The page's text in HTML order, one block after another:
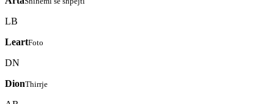
LB
LeartFoto
DN
DionThirrje